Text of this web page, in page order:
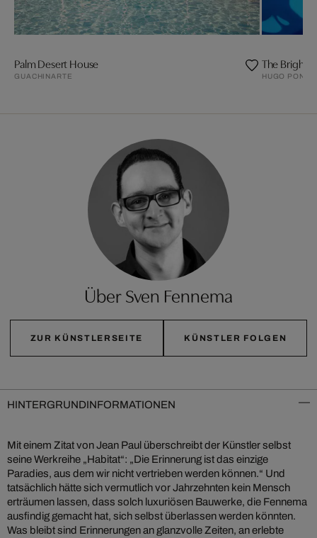
Palm Desert House
GUACHINARTE
The Bright
HUGO PONDZ
Über Sven Fennema
ZUR KÜNSTLERSEITE KÜNSTLER FOLGEN
HINTERGRUNDINFORMATIONEN
Mit einem Zitat von Jean Paul überschreibt der Künstler selbst
seine Werkreihe „Habitat“: „Die Erinnerung ist das einzige
Paradies, aus dem wir nicht vertrieben werden können.“ Und
tatsächlich hätte sich vermutlich vor Jahrzehnten kein Mensch
erträumen lassen, dass solch luxuriösen Bauwerke, die Fennema
ausfindig gemacht hat, sich selbst überlassen werden könnten.
Was bleibt sind Erinnerungen an glanzvolle Zeiten, an erlebte